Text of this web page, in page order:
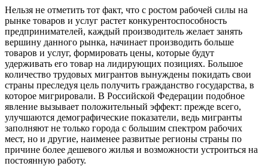
Нельзя не отметить тот факт, что с ростом рабочей силы на
рынке товаров и услуг растет конкурентоспособность
предпринимателей, каждый производитель желает занять
вершину данного рынка, начинает производить больше
товаров и услуг, формировать цены, которые будут
удерживать его товар на лидирующих позициях. Большое
количество трудовых мигрантов вынуждены покидать свои
страны преследуя цель получить гражданство государства, в
которое мигрировали. В Российской Федерации подобное
явление вызывает положительный эффект: прежде всего,
улучшаются демографические показатели, ведь мигранты
заполняют не только города с большим спектром рабочих
мест, но и другие, наименее развитые регионы страны по
причине более дешевого жилья и возможности устроиться на
постоянную работу.